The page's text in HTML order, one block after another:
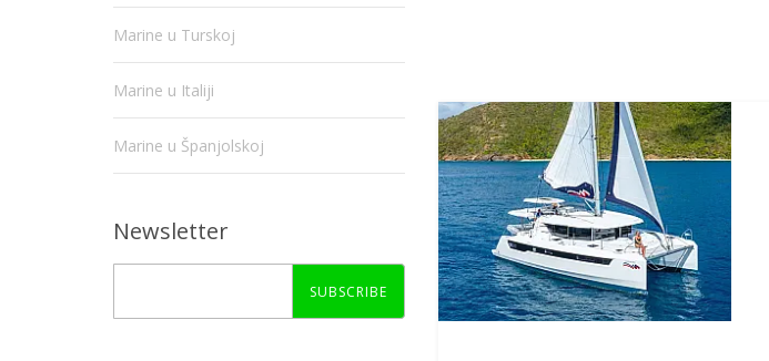
Marine u Turskoj
Marine u Italiji
Marine u Španjolskoj
Newsletter
SUBSCRIBE